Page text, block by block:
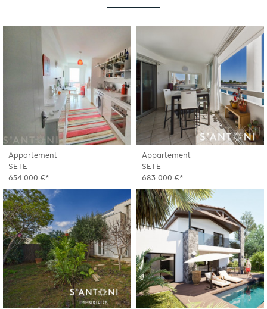
Appartement
SETE
654 000 €*
Appartement
SETE
683 000 €*